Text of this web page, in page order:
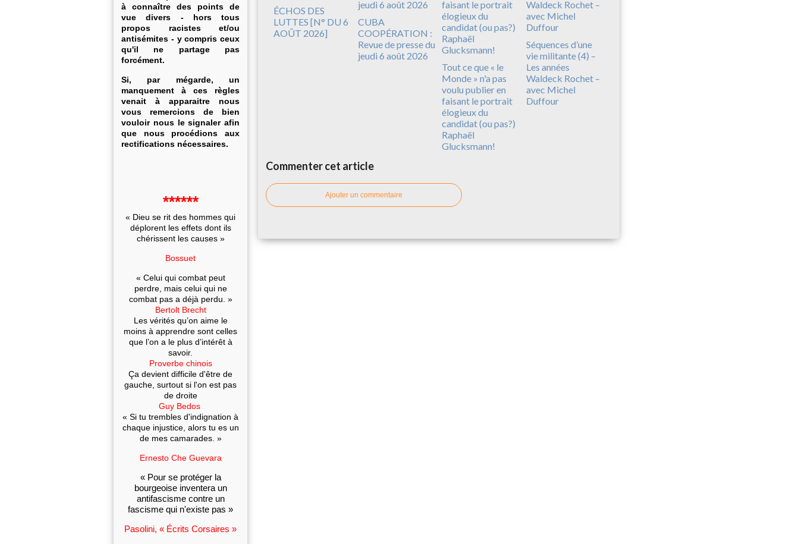
à connaître des points de
vue divers - hors tous
propos racistes et/ou
antisémites - y compris ceux
qu'il ne partage pas
forcément.
Si, par mégarde, un
manquement à ces règles
venait à apparaitre nous
vous remercions de bien
vouloir nous le signaler afin
que nous procédions aux
rectifications nécessaires.
******
« Dieu se rit des hommes qui
déplorent les effets dont ils
chérissent les causes »
Bossuet
« Celui qui combat peut
perdre, mais celui qui ne
combat pas a déjà perdu. »
Bertolt Brecht
Les vérités qu’on aime le
moins à apprendre sont celles
que l’on a le plus d’intérêt à
savoir.
Proverbe chinois
Ça devient difficile d'être de
gauche, surtout si l'on est pas
de droite
Guy Bedos
« Si tu trembles d'indignation à
chaque injustice, alors tu es un
de mes camarades. »
Ernesto Che Guevara
« Pour se protéger la
bourgeoise inventera un
antifascisme contre un
fascisme qui n'existe pas »
Pasolini, « Écrits Corsaires »
ÉCHOS DES
LUTTES [N° DU 6
AOÛT 2026]
CUBA
COOPÉRATION :
Revue de presse du
jeudi 6 août 2026
Tout ce que « le
Monde » n'a pas
voulu publier en
faisant le portrait
élogieux du
candidat (ou pas?)
Raphaël
Glucksmann!
Séquences d’une
vie militante (4) –
Les années
Waldeck Rochet –
avec Michel
Duffour
Commenter cet article
Ajouter un commentaire